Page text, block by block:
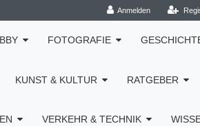
Anmelden
FOTOGRAFIE
KUNST & KULTUR RATGEBER
VERKEHR & TECHNIK